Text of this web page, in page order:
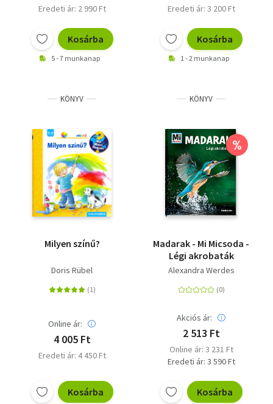
Eredeti ár: 2 990 Ft
Kosárba
5 - 7 munkanap
Eredeti ár: 3 200 Ft
Kosárba
1 - 2 munkanap
KÖNYV
Milyen színű?
Doris Rübel
Online ár:
4 005 Ft
Eredeti ár: 4 450 Ft
Kosárba
KÖNYV
%
Madarak - Mi Micsoda -
Légi akrobaták
Alexandra Werdes
Akciós ár:
2 513 Ft
Online ár: 3 231 Ft
Eredeti ár: 3 590 Ft
Kosárba